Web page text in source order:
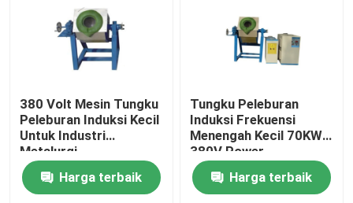
380 Volt Mesin Tungku
Peleburan Induksi Kecil
Untuk Industri
Metalurgi
Harga terbaik
Tungku Peleburan
Induksi Frekuensi
Menengah Kecil 70KW
380V Power
Harga terbaik